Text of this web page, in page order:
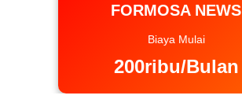
FORMOSA NEWS
Biaya Mulai
200ribu/Bulan